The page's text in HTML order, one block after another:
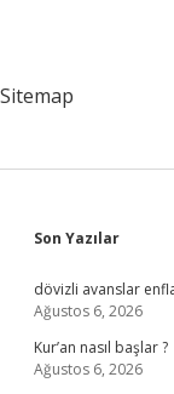
Sitemap
Sidebar
Son Yazılar
dövizli avanslar
Ağustos 6, 2026
Kur’an nasıl başlar ?
Ağustos 6, 2026